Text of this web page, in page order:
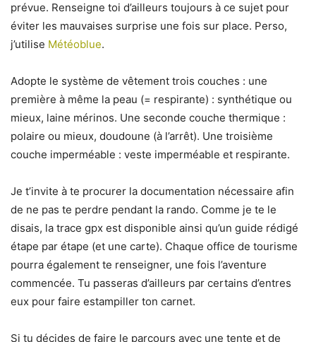
prévue. Renseigne toi d’ailleurs toujours à ce sujet pour
éviter les mauvaises surprise une fois sur place. Perso,
j’utilise Météoblue.
Adopte le système de vêtement trois couches : une
première à même la peau (= respirante) : synthétique ou
mieux, laine mérinos. Une seconde couche thermique :
polaire ou mieux, doudoune (à l’arrêt). Une troisième
couche imperméable : veste imperméable et respirante.
Je t’invite à te procurer la documentation nécessaire afin
de ne pas te perdre pendant la rando. Comme je te le
disais, la trace gpx est disponible ainsi qu’un guide rédigé
étape par étape (et une carte). Chaque office de tourisme
pourra également te renseigner, une fois l’aventure
commencée. Tu passeras d’ailleurs par certains d’entres
eux pour faire estampiller ton carnet.
Si tu décides de faire le parcours avec une tente et de